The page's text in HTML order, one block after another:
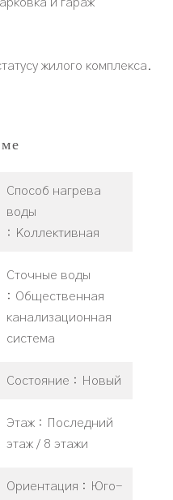
жилого комплекса.
Способ нагрева
воды
Коллективная
Сточные воды
Общественная
канализационная
система
Состояние Новый
Этаж
Последний
этаж / 8 этажи
Ориентация
Юго-